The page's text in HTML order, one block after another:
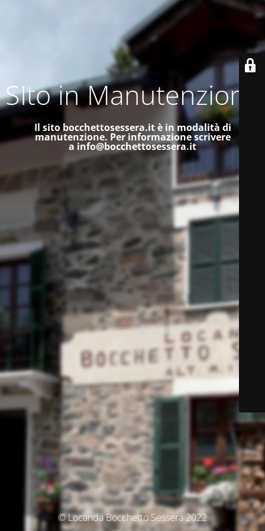
SIto in Manutenzione
Il sito bocchettosessera.it è in modalità di
manutenzione. Per informazione scrivere
a info@bocchettosessera.it
© Locanda Bocchetto Sessera 2022